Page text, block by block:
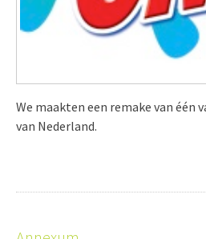
We maakten een remake van één
van Nederland.